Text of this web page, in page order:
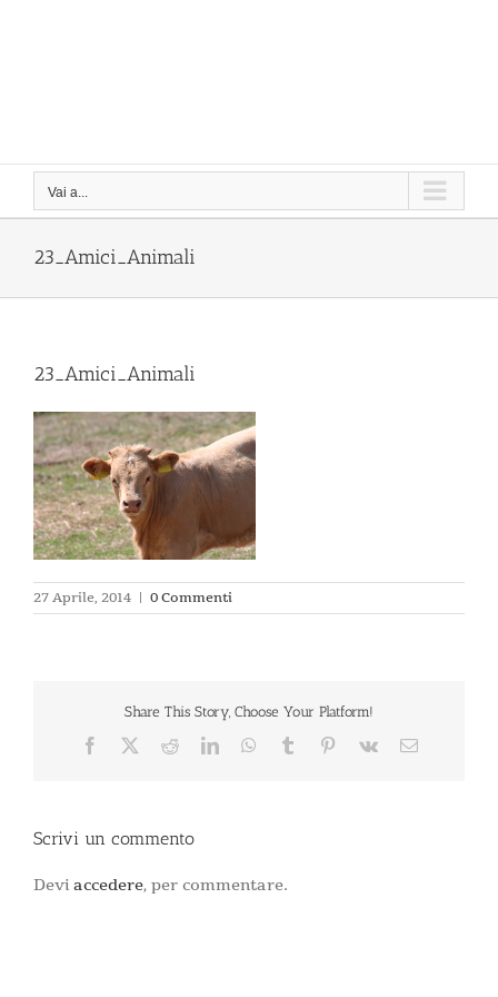
Vai a...
23_Amici_Animali
23_Amici_Animali
27 Aprile, 2014 | 0 Commenti
Share This Story, Choose Your Platform!
Facebook RedditLinkedInWhatsApp
Tumblr Pinterest
Vk Email
Scrivi un commento
Devi accedere, per commentare.